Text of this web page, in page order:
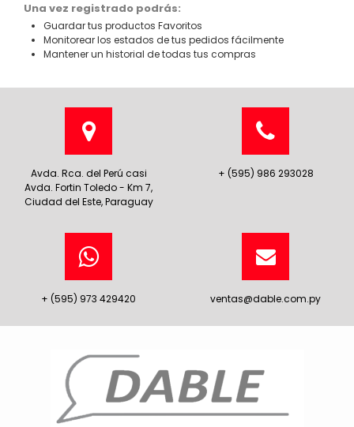
Una vez registrado podrás:
Guardar tus productos Favoritos
Monitorear los estados de tus pedidos fácilmente
Mantener un historial de todas tus compras
Avda. Rca. del Perú casi
Avda. Fortin Toledo - Km 7,
Ciudad del Este, Paraguay
+ (595) 986 293028
+ (595) 973 429420 ventas@dable.com.py